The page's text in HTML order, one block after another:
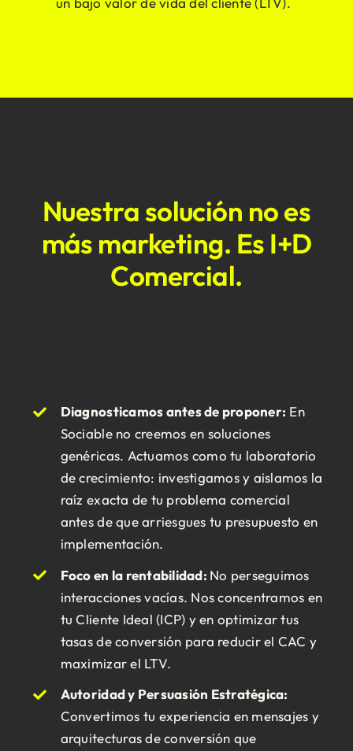
Nuestra solución no es
más marketing. Es I+D
Comercial.
Diagnosticamos antes de proponer: En
Sociable no creemos en soluciones
genéricas. Actuamos como tu laboratorio
de crecimiento: investigamos y aislamos la
raíz exacta de tu problema comercial
antes de que arriesgues tu presupuesto en
implementación.
Foco en la rentabilidad: No perseguimos
interacciones vacías. Nos concentramos en
tu Cliente Ideal (ICP) y en optimizar tus
tasas de conversión para reducir el CAC y
maximizar el LTV.
Autoridad y Persuasión Estratégica:
Convertimos tu experiencia en mensajes y
arquitecturas de conversión que